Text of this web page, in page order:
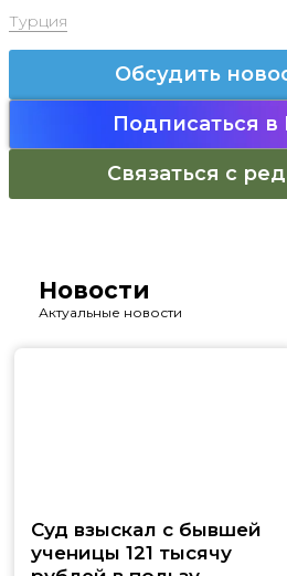
Турция
Обсудить
Подписаться в
Связаться с
Новости
Актуальные новости
Суд взыскал с бывшей
ученицы 121 тысячу